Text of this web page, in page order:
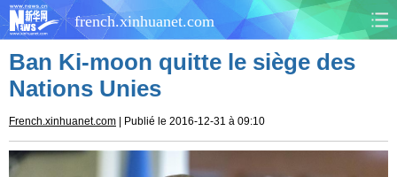
french.xinhuanet.com
CHINE MONDE
CULTURE SOCIÉTÉ
Ban Ki-moon quitte le siège des
Nations Unies
French.xinhuanet.com | Publié le 2016-12-31 à 09:10